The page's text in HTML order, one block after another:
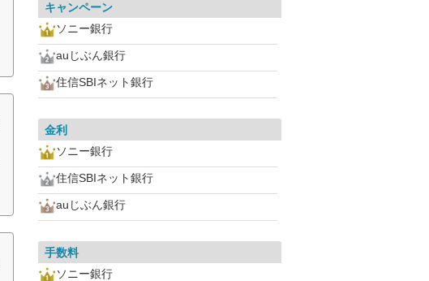
キャンペーン
ソニー銀行
auじぶん銀行
住信SBIネット銀行
金利
ソニー銀行
住信SBIネット銀行
auじぶん銀行
手数料
ソニー銀行